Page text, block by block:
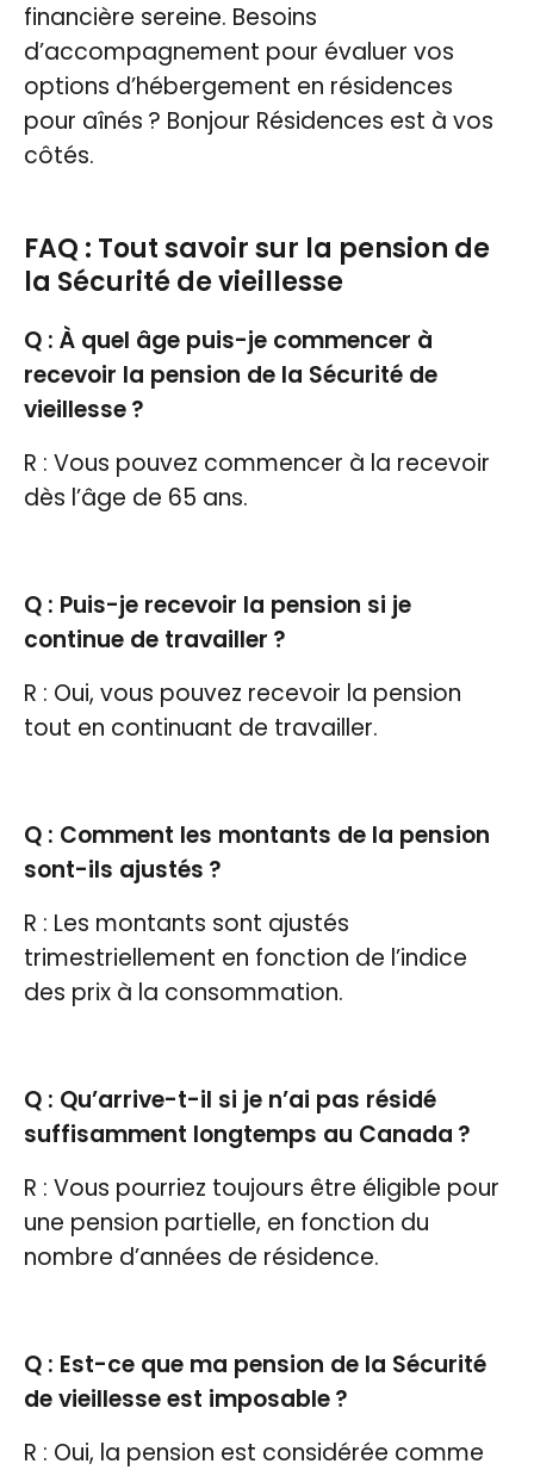
financière sereine. Besoins
d’accompagnement pour évaluer vos
options d’hébergement en résidences
pour aînés ? Bonjour Résidences est à vos
côtés.
FAQ : Tout savoir sur la pension de
la Sécurité de vieillesse
Q : À quel âge puis-je commencer à
recevoir la pension de la Sécurité de
vieillesse ?
R : Vous pouvez commencer à la recevoir
dès l’âge de 65 ans.
Q : Puis-je recevoir la pension si je
continue de travailler ?
R : Oui, vous pouvez recevoir la pension
tout en continuant de travailler.
Q : Comment les montants de la pension
sont-ils ajustés ?
R : Les montants sont ajustés
trimestriellement en fonction de l’indice
des prix à la consommation.
Q : Qu’arrive-t-il si je n’ai pas résidé
suffisamment longtemps au Canada ?
R : Vous pourriez toujours être éligible pour
une pension partielle, en fonction du
nombre d’années de résidence.
Q : Est-ce que ma pension de la Sécurité
de vieillesse est imposable ?
R : Oui, la pension est considérée comme